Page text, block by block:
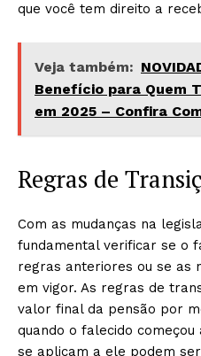
que você tem direito a
Veja também:
Benefício para Quem
em 2025 – Confira
Regras de
Com as mudanças na
fundamental verificar se o
regras anteriores ou se as
em vigor. As regras de
valor final da pensão por
quando o falecido
se aplicam a ele podem